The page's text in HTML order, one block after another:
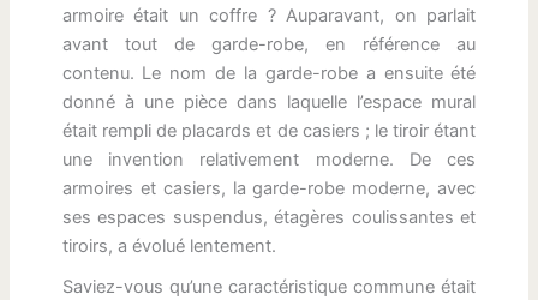
armoire était un coffre ? Auparavant, on parlait
avant tout de garde-robe, en référence au
contenu. Le nom de la garde-robe a ensuite été
donné à une pièce dans laquelle l’espace mural
était rempli de placards et de casiers ; le tiroir étant
une invention relativement moderne. De ces
armoires et casiers, la garde-robe moderne, avec
ses espaces suspendus, étagères coulissantes et
tiroirs, a évolué lentement.
Saviez-vous qu’une caractéristique commune était